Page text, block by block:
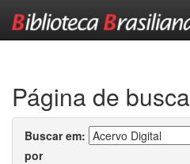
Página de busca
Buscar em:
por